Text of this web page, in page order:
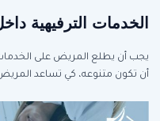
الخدمات الترفيهية
يجب أن يطلع المريض على الخدمات
أن تكون متنوعه، كي تساعد